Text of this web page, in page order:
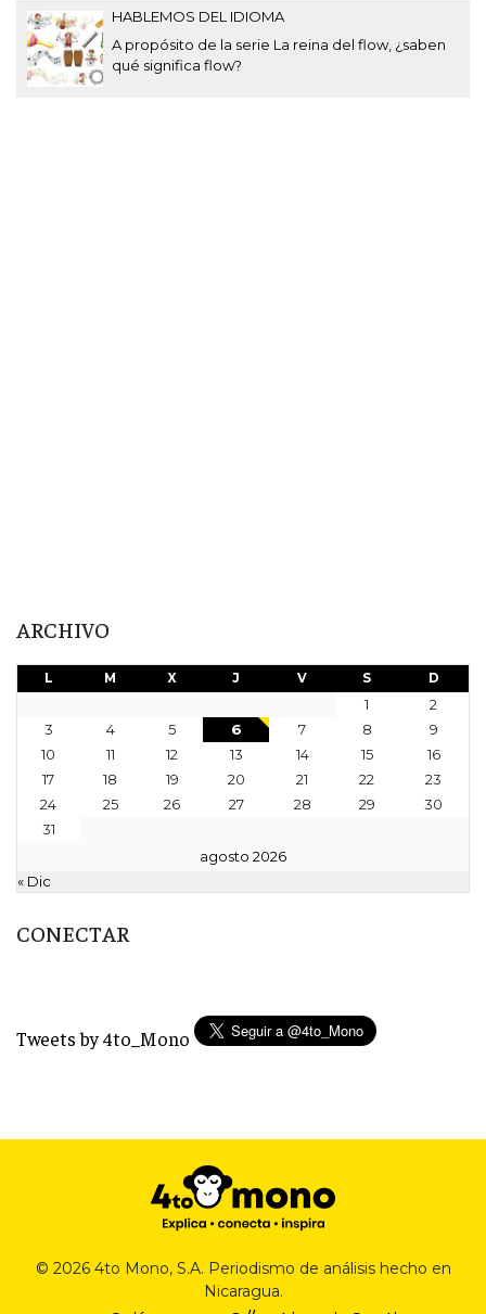
HABLEMOS DEL IDIOMA
A propósito de la serie La reina del flow, ¿saben
qué significa flow?
ARCHIVO
agosto 2026
L M X J V S D
1
2
3
4 5 6 7 8
9
10
11 12 13 14 15
16
17
18 19 20 21 22
23
24
25 26 27 28 29
30
31
« Dic
CONECTAR
Tweets by 4to_Mono
© 2026 4to Mono, S.A. Periodismo de análisis hecho en
Nicaragua.